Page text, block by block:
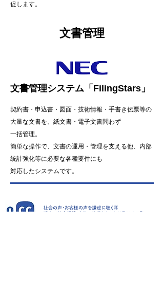
促します。
文書管理
文書管理システム「FilingStars」
契約書・申込書・図面・技術情報・手書き伝票等の
大量な文書を、 紙文書・電子文書問わず
一括管理。
簡単な操作で、文書の運用・管理を支える他、内部
統計強化等に必要な各種要件にも
対応したシステムです。